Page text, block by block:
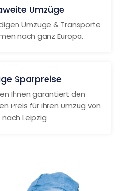
Umzüge
Umzüge & Transporte
nach ganz Europa.
Sparpreise
Ihnen garantiert den
Preis für Ihren Umzug von
Leipzig.